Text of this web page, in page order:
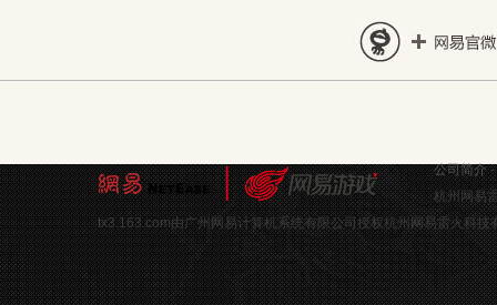
公司简介-
杭州网易
tx3.163.com由广州网易计算机系统有限公司授权杭州网易雷火科技